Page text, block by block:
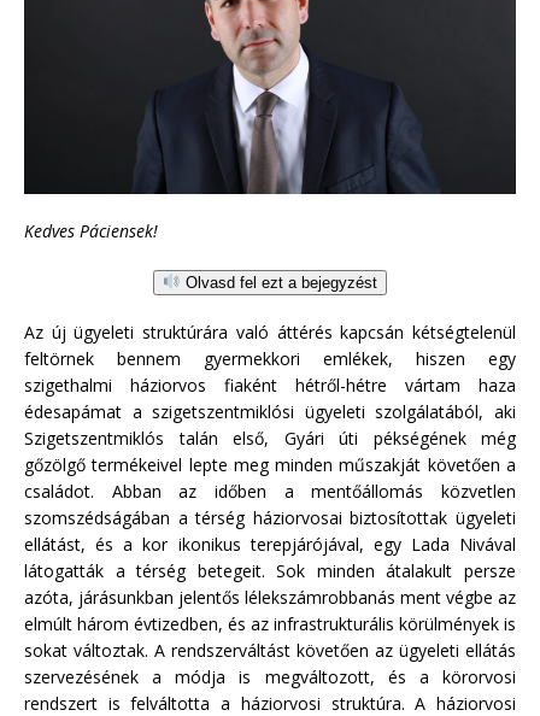
Kedves Páciensek!
Olvasd fel ezt a bejegyzést
Az új ügyeleti struktúrára való áttérés kapcsán kétségtelenül
feltörnek bennem gyermekkori emlékek, hiszen egy
szigethalmi háziorvos fiaként hétről-hétre vártam haza
édesapámat a szigetszentmiklósi ügyeleti szolgálatából, aki
Szigetszentmiklós talán első, Gyári úti pékségének még
gőzölgő termékeivel lepte meg minden műszakját követően a
családot. Abban az időben a mentőállomás közvetlen
szomszédságában a térség háziorvosai biztosítottak ügyeleti
ellátást, és a kor ikonikus terepjárójával, egy Lada Nivával
látogatták a térség betegeit. Sok minden átalakult persze
azóta, járásunkban jelentős lélekszámrobbanás ment végbe az
elmúlt három évtizedben, és az infrastrukturális körülmények is
sokat változtak. A rendszerváltást követően az ügyeleti ellátás
szervezésének a módja is megváltozott, és a körorvosi
rendszert is felváltotta a háziorvosi struktúra. A háziorvosi